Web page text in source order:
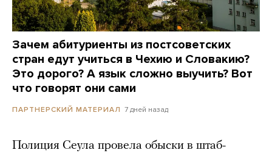
Зачем абитуриенты из постсоветских
стран едут учиться в Чехию и Словакию?
Это дорого? А язык сложно выучить? Вот
что говорят они сами
ПАРТНЕРСКИЙ МАТЕРИАЛ 7 дней назад
Полиция Сеула провела обыски в штаб-